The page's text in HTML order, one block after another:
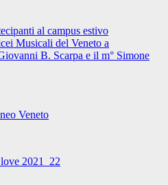
al campus estivo
Musicali del Veneto a
B. Scarpa e il m° Simone
Veneto
2021_22